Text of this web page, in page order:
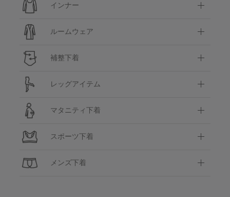
インナー
ルームウェア
補整下着
レッグアイテム
マタニティ下着
スポーツ下着
メンズ下着